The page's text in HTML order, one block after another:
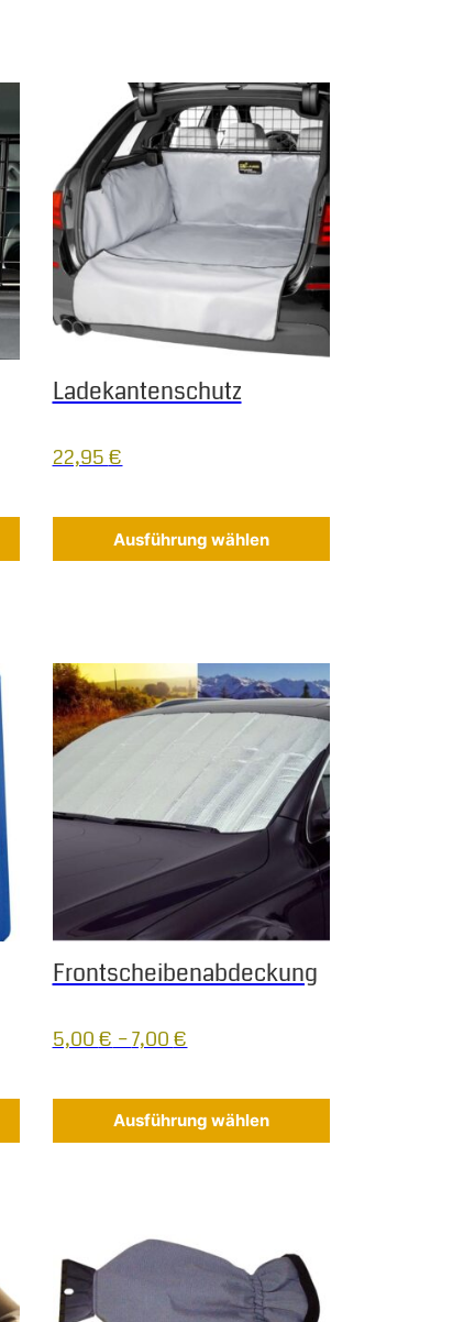
Ladekantenschutz
22,95€
Ausführung wählen
Dieses Produkt weist mehrere Varianten auf. Die
Frontscheibenabdeckung
5,00€ –7,00€
Ausführung wählen
Dieses Produkt weist mehrere Varianten auf. Die